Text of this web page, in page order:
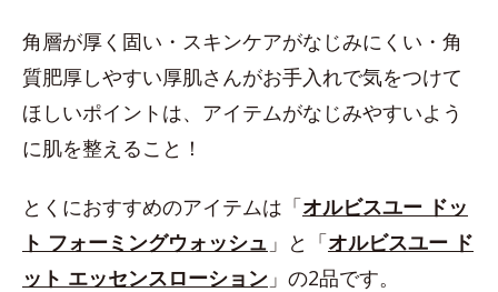
角層が厚く固い・スキンケアがなじみにくい・角
質肥厚しやすい厚肌さんがお手入れで気をつけて
ほしいポイントは、アイテムがなじみやすいよう
に肌を整えること！
とくにおすすめのアイテムは「オルビスユー ドッ
ト フォーミングウォッシュ 」と「オルビスユー ド
ット エッセンスローション 」の2品です。